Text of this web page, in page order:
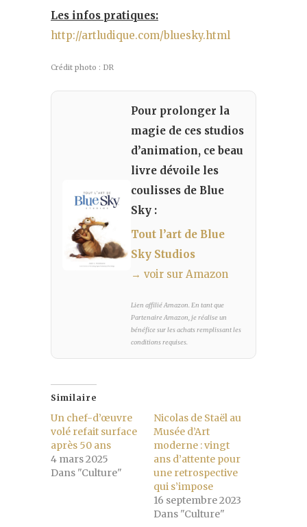
Les infos pratiques:
http://artludique.com/bluesky.html
Crédit photo : DR
Pour prolonger la
magie de ces studios
d’animation, ce beau
livre dévoile les
coulisses de Blue
Sky :
Tout l’art de Blue
Sky Studios
→ voir sur Amazon
Lien affilié Amazon. En tant que
Partenaire Amazon, je réalise un
bénéfice sur les achats remplissant les
conditions requises.
Similaire
Un chef-d’œuvre
volé refait surface
après 50 ans
4 mars 2025
Dans "Culture"
Nicolas de Staël au
Musée d’Art
moderne : vingt
ans d’attente pour
une retrospective
qui s’impose
16 septembre 2023
Dans "Culture"